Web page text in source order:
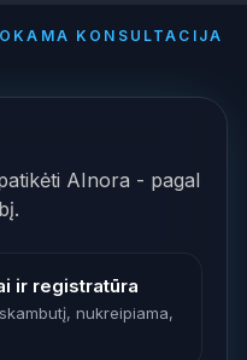
KONSULTACIJA
AInora - pagal
ir registratūra
nukreipiama,